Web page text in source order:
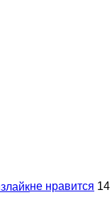
не нравится 14